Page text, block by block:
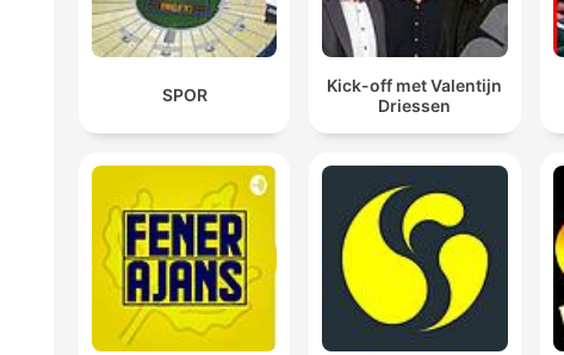
SPOR
Kick-off met Valentijn
Driessen